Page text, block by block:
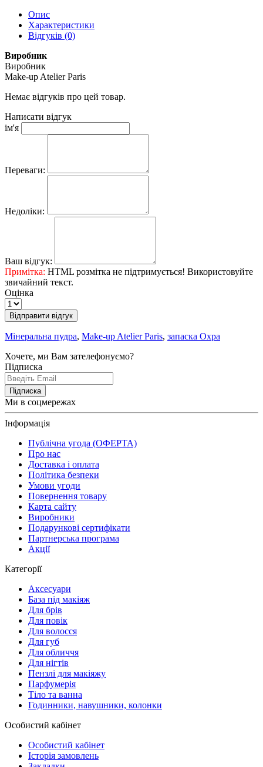
Опис
Характеристики
Відгуків (0)
Виробник
Виробник
Make-up Atelier Paris
Немає відгуків про цей товар.
Написати відгук
ім'я
Переваги:
Недоліки:
Ваш відгук:
Примітка: HTML розмітка не підтримується! Використовуйте
звичайний текст.
Оцінка
Відправити відгук
Мінеральна пудра, Make-up Atelier Paris, запаска Охра
Хочете, ми Вам зателефонуємо?
Підписка
Підписка
Ми в соцмережах
Інформація
Публічна угода (ОФЕРТА)
Про нас
Доставка і оплата
Політика безпеки
Умови угоди
Повернення товару
Карта сайту
Виробники
Подарункові сертифікати
Партнерська програма
Акції
Категорії
Аксесуари
База під макіяж
Для брів
Для повік
Для волосся
Для губ
Для обличчя
Для нігтів
Пензлі для макіяжу
Парфумерія
Тіло та ванна
Годинники, навушники, колонки
Особистий кабінет
Особистий кабінет
Історія замовлень